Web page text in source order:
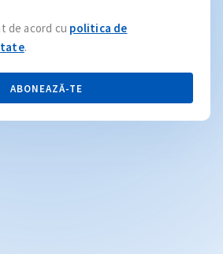
de acord cu politica de
.
ABONEAZĂ-TE